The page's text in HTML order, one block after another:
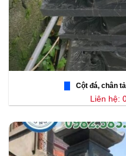
Cột đá, chân
Liên hệ: